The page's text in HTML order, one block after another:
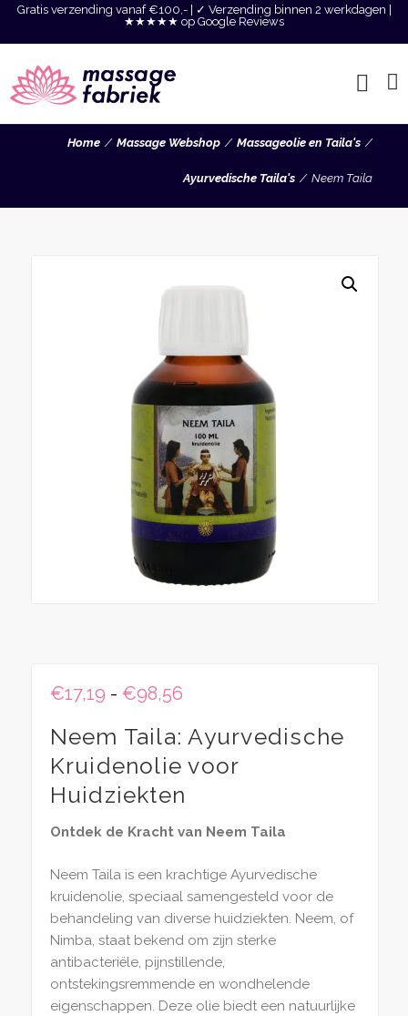
Gratis verzending vanaf €100,- | ✓ Verzending binnen 2 werkdagen |
★★★★★ op Google Reviews
Home Massage Webshop Massageolie en Taila's
Ayurvedische Taila's Neem Taila
€17,19 - €98,56Prijsklasse:
tot
€98,56
Neem Taila: Ayurvedische
Kruidenolie voor
Huidziekten
Ontdek de Kracht van Neem Taila
Neem Taila is een krachtige Ayurvedische
kruidenolie, speciaal samengesteld voor de
behandeling van diverse huidziekten. Neem, of
Nimba, staat bekend om zijn sterke
antibacteriële, pijnstillende,
ontstekingsremmende en wondhelende
eigenschappen. Deze olie biedt een natuurlijke